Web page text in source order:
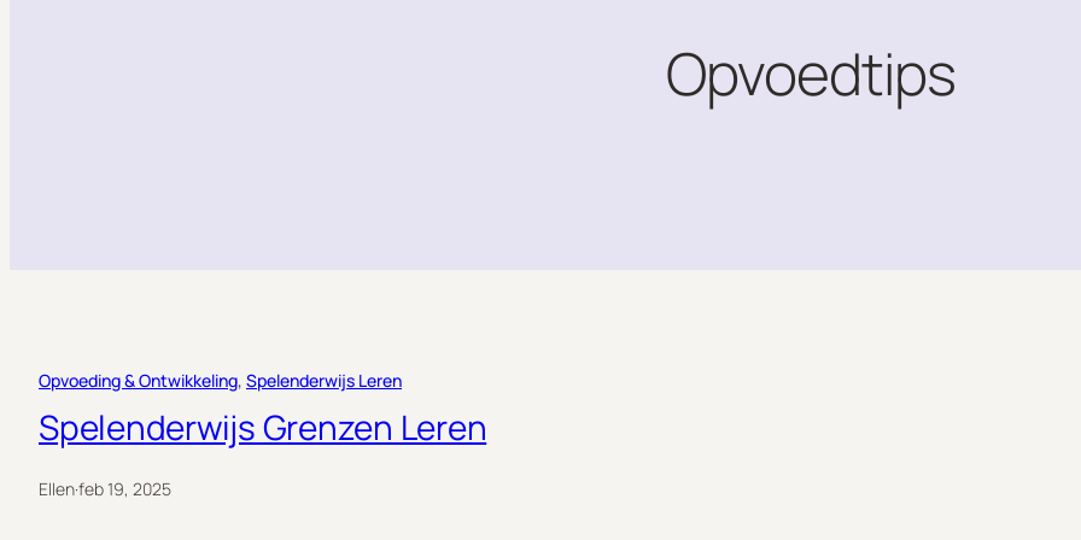
Opvoedtips
Opvoeding & Ontwikkeling, Spelenderwijs Leren
Spelenderwijs Grenzen Leren
Ellen·feb 19, 2025